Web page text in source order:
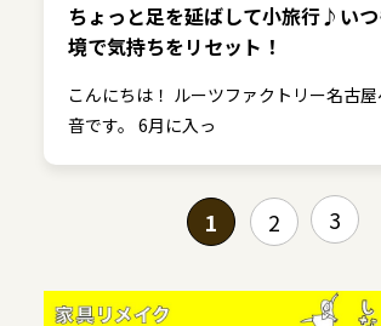
ちょっと足を延ばして小旅行♪い
境で気持ちをリセット！
こんにちは！ ルーツファクトリー名古
音です。 6月に入っ
1 2 3